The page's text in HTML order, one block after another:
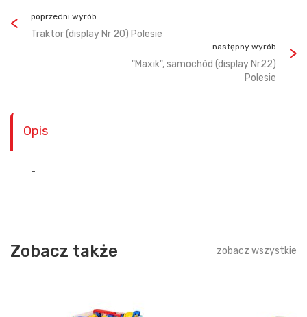
poprzedni wyrób
Traktor (display Nr 20) Polesie
następny wyrób
"Maxik", samochód (display Nr22)
Polesie
Opis
-
Zobacz także zobacz wszystkie